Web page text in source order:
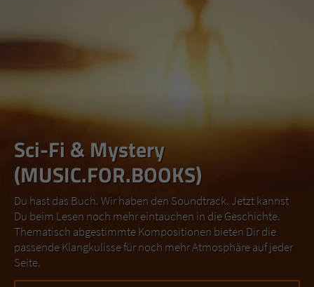
Sci-Fi & Mystery
(MUSIC.FOR.BOOKS)
Du hast das Buch. Wir haben den Soundtrack. Jetzt kannst
Du beim Lesen noch mehr eintauchen in die Geschichte.
Thematisch abgestimmte Kompositionen bieten Dir die
passende Klangkulisse für noch mehr Atmosphäre auf jeder
Seite.